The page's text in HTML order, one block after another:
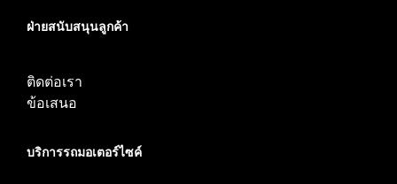
ฝ่ายสนับสนุนลูกค้า
ติดต่อเรา
ข้อเสนอ
บริการรถมอเตอร์ไซค์​